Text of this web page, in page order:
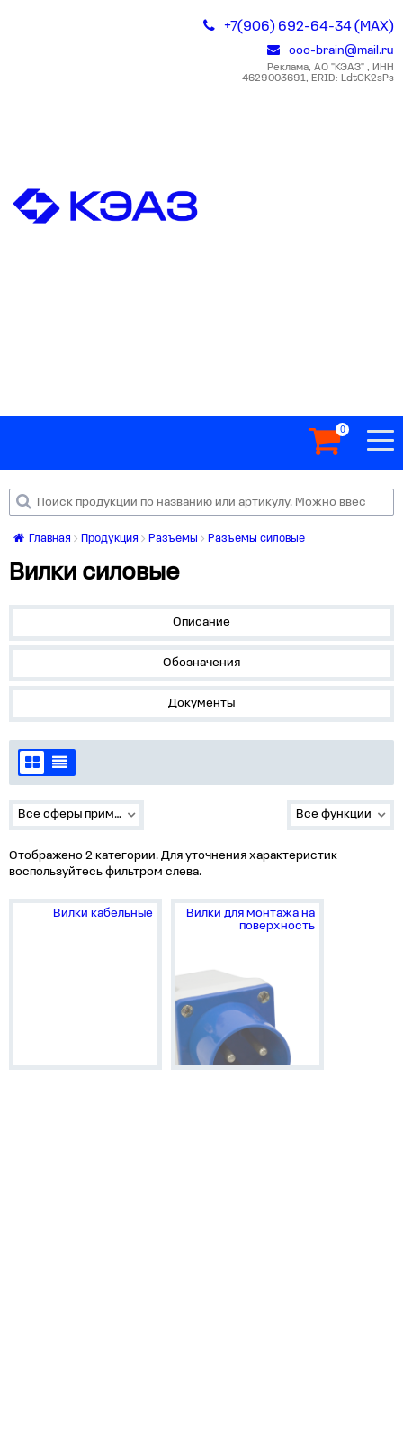
+7(906) 692-64-34 (MAX)
ooo-brain@mail.ru
Реклама, АО "КЭАЗ" , ИНН
4629003691, ERID: LdtCK2sPs
0
Главная Продукция Разъемы Разъемы силовые
Вилки силовые
Описание
Обозначения
Документы
Все сферы применения Все функции
Отображено 2 категории. Для уточнения характеристик
воспользуйтесь фильтром слева.
Вилки кабельные
Вилки для монтажа на
поверхность